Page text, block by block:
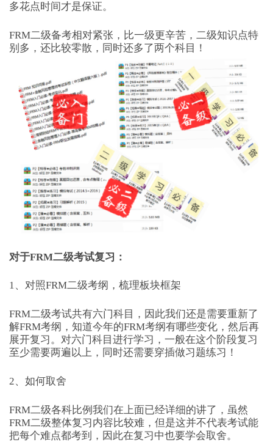
多花点时间才是保证。
FRM二级备考相对紧张，比一级更辛苦，二级知识点特
别多，还比较零散，同时还多了两个科目！
对于FRM二级考试复习：
1、对照FRM二级考纲，梳理板块框架
FRM二级考试共有六门科目，因此我们还是需要重新了
解FRM考纲，知道今年的FRM考纲有哪些变化，然后再
展开复习。对六门科目进行学习，一般在这个阶段复习
至少需要两遍以上，同时还需要穿插做习题练习！
2、如何取舍
FRM二级各科比例我们在上面已经详细的讲了，虽然
FRM二级整体复习内容比较难，但是这并不代表考试能
把每个难点都考到，因此在复习中也要学会取舍。